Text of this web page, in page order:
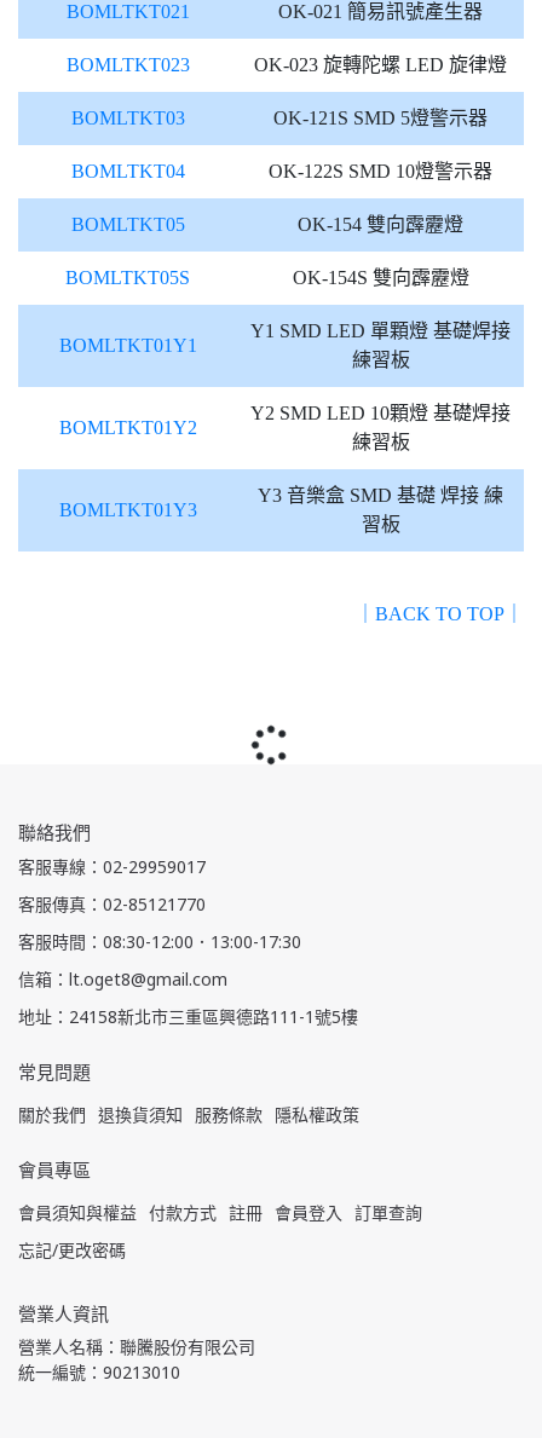
BOMLTKT021 OK-021 簡易訊號產生器
BOMLTKT023 OK-023 旋轉陀螺 LED 旋律燈
BOMLTKT03 OK-121S SMD 5燈警示器
BOMLTKT04 OK-122S SMD 10燈警示器
BOMLTKT05 OK-154 雙向霹靂燈
BOMLTKT05S OK-154S 雙向霹靂燈
BOMLTKT01Y1
Y1 SMD LED 單顆燈 基礎焊接
練習板
BOMLTKT01Y2
Y2 SMD LED 10顆燈 基礎焊接
練習板
BOMLTKT01Y3
Y3 音樂盒 SMD 基礎 焊接 練
習板
｜BACK TO TOP｜
聯絡我們
客服專線：02-29959017
客服傳真：02-85121770
客服時間：08:30-12:00．13:00-17:30
信箱：lt.oget8@gmail.com
地址：24158新北市三重區興德路111-1號5樓
常見問題
關於我們 退換貨須知 服務條款 隱私權政策
會員專區
會員須知與權益 付款方式 註冊 會員登入
訂單查詢
忘記/更改密碼
營業人資訊
營業人名稱：聯騰股份有限公司
統一編號：90213010